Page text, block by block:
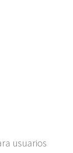
usuarios